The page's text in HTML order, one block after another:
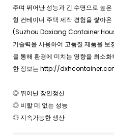
주며 뛰어난 성능과 긴 수명으로 높
형 컨테이너 주택 제작 경험을 쌓아
(Suzhou Daxiang Container
기술력을 사용하여 고품질 제품을 보
을 통해 환경에 미치는 영향을 최소
한 정보는 http://
◎ 뛰어난 장인정신
◎ 비할 데 없는 성능
◎ 지속가능한 생산